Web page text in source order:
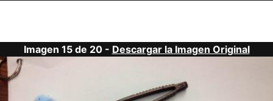
Imagen 15 de 20 - Descargar la Imagen Original